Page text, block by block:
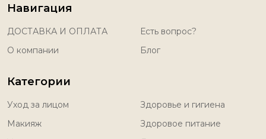
Навигация
ДОСТАВКА И ОПЛАТА
О компании
Есть вопрос?
Блог
Категории
Уход за лицом
Макияж
Здоровье и гигиена
Здоровое питание